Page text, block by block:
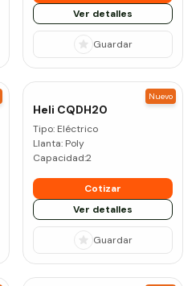
Ver detalles
Guardar
Heli CQDH20
Tipo: Eléctrico
Llanta: Poly
Capacidad:2
Cotizar
Ver detalles
Guardar
Nuevo